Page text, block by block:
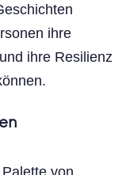
ihre
ihre Resilienz
von